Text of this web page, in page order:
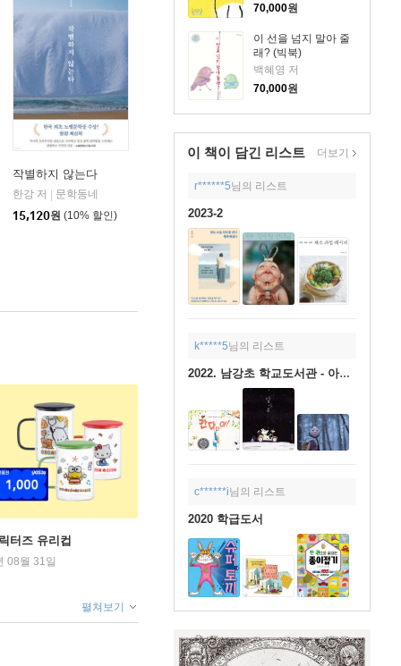
70,000원
이 선을 넘지 말아 줄
래? (빅북)
백혜영 저
70,000원
이 책이 담긴 리스트 더보기
r******5님의 리스트
2023-2
k*****5님의 리스트
2022. 남강초 학교도서관 - 아이들
c******i님의 리스트
2020 학급도서
작별하지 않는다
한강 저
문학동네
15,120원 (10% 할인)
터즈 유리컵
08월 31일
펼쳐보기